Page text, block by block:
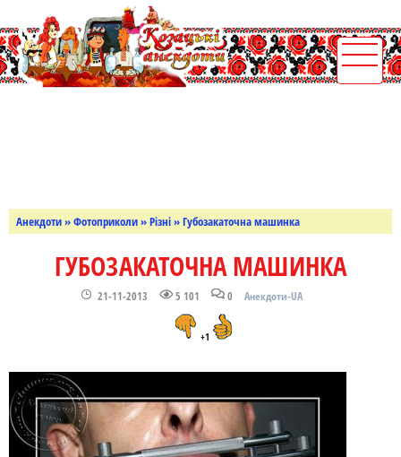
Анекдоти»Фотоприколи»Різні» Губозакаточна машинка
ГУБОЗАКАТОЧНА МАШИНКА
21-11-2013 5 101 0 Анекдоти-UA
+1